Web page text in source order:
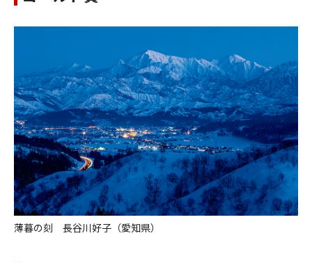
薄暮の刻 長谷川好子（愛知県）